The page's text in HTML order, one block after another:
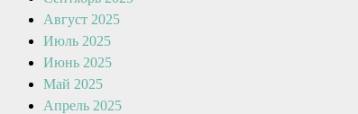
Август 2025
Июль 2025
Июнь 2025
Май 2025
Апрель 2025